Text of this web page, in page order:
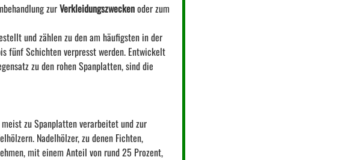
zurVerkleidungszweckenoder zum
und zählen zu den am häufigsten in der
fünf Schichten verpresst werden. Entwickelt
zu den rohen Spanplatten, sind die
zu Spanplatten verarbeitet und zur
Nadelhölzer, zu denen Fichten,
mit einem Anteil von rund 25 Prozent,